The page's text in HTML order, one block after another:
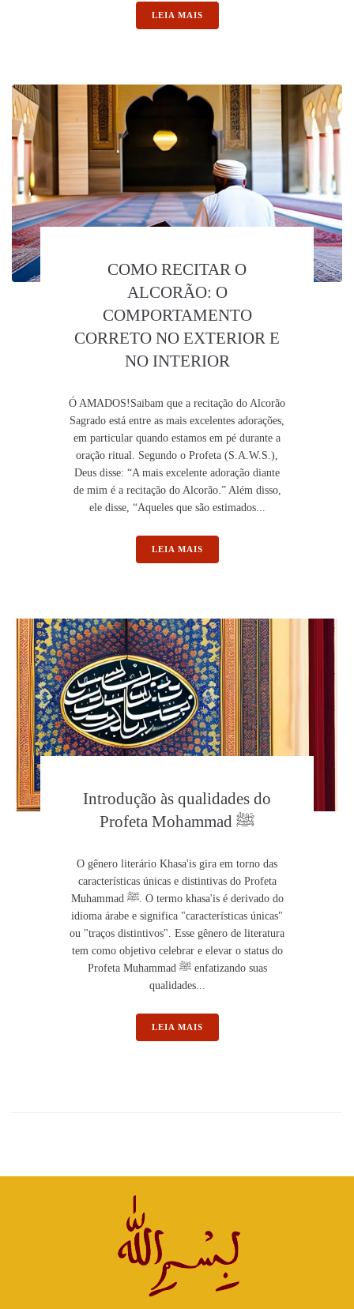
LEIA MAIS
COMO RECITAR O
ALCORÃO: O
COMPORTAMENTO
CORRETO NO EXTERIOR E
NO INTERIOR
Ó AMADOS!Saibam que a recitação do Alcorão
Sagrado está entre as mais excelentes adorações,
em particular quando estamos em pé durante a
oração ritual. Segundo o Profeta (S.A.W.S.),
Deus disse: “A mais excelente adoração diante
de mim é a recitação do Alcorão.” Além disso,
ele disse, “Aqueles que são estimados...
LEIA MAIS
Introdução às qualidades do
Profeta Mohammad ﷺ
O gênero literário Khasa'is gira em torno das
características únicas e distintivas do Profeta
Muhammad ﷺ. O termo khasa'is é derivado do
idioma árabe e significa "características únicas"
ou "traços distintivos". Esse gênero de literatura
tem como objetivo celebrar e elevar o status do
Profeta Muhammad ﷺ enfatizando suas
qualidades...
LEIA MAIS